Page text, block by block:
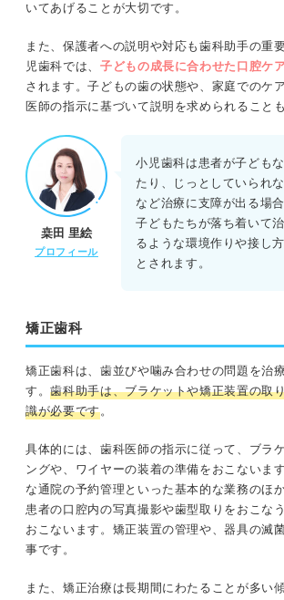
いてあげることが大切です。
また、保護者への説明や対応も歯科助手の重
児歯科では、 子どもの成長に合わせた口腔ケ
されます。子どもの歯の状態や、家庭でのケ
医師の指示に基づいて説明を求められること
桒田 里絵
プロフィール
小児歯科は患者が子ども
たり、じっとしていられ
など治療に支障が出る場
子どもたちが落ち着いて
るような環境作りや接し
とされます。
矯正歯科
矯正歯科は、歯並びや噛み合わせの問題を治
す。歯科助手は、ブラケットや矯正装置の取
識が必要です。
具体的には、歯科医師の指示に従って、ブラ
ングや、ワイヤーの装着の準備をおこないま
な通院の予約管理といった基本的な業務のほ
患者の口腔内の写真撮影や歯型取りをおこな
おこないます。矯正装置の管理や、器具の滅
事です。
また、矯正治療は長期間にわたることが多い